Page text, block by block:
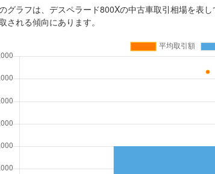
グラフは、デスペラード800Xの中古車取引相場を表
される傾向にあります。